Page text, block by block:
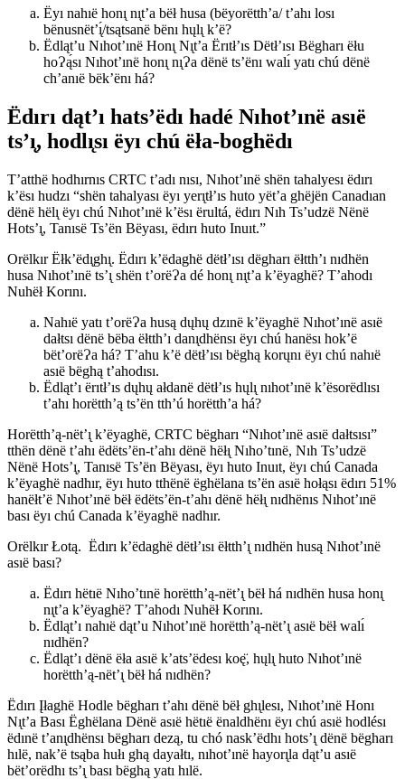
Ëyı nahıë honı̨ nı̨t’a bëł husa (bëyorëtth’a/ t’ahı losı
bënusnët’ı̨́/tsątsanë bënı hųlı̨ k’ë?
Ëdląt’u Nıhot’ınë Honı̨ Nı̨t’a Ërıtł’ıs Dëtł’ısı Bëgharı ëłu
hoɁą́sı Nıhot’ınë honı̨ nı̨Ɂa dënë ts’ënı walı́ yatı chú dënë
ch’anıë bëk’ënı há?
Ëdırı dąt’ı hats’ëdı hadé Nıhot’ınë asıë
ts’ı̨, hodlı̨sı ëyı chú ëła-boghëdı
T’atthë hodhırnıs CRTC t’adı nısı, Nıhot’ınë shën tahalyesı ëdırı
k’ësı hudzı “shën tahalyası ëyı yerı̨tł’ıs huto yët’a ghëjën Canadıan
dënë hëlı̨ ëyı chú Nıhot’ınë k’ësı ërultá, ëdırı Nıh Ts’udzë Nënë
Hots’ı̨, Tanısë Ts’ën Bëyası, ëdırı huto Inuıt.”
Orëlkır Ëłk’ëdı̨ghı̨. Ëdırı k’ëdaghë dëtł’ısı dëgharı ëłtth’ı nıdhën
husa Nıhot’ınë ts’ı̨ shën t’orëɁa dé honı̨ nı̨t’a k’ëyaghë? T’ahodı
Nuhëł Korını.
Nahıë yatı t’orëɁa husą dųhų dzınë k’ëyaghë Nıhot’ınë asıë
dałtsı dënë bëba ëłtth’ı danı̨dhënsı ëyı chú hanësı hok’ë
bët’orëɁa há? T’ahu k’ë dëtł’ısı bëghą korųnı ëyı chú nahıë
asıë bëghą t’ahodısı.
Ëdląt’ı ërıtł’ıs dųhų ałdanë dëtł’ıs hųlı̨ nıhot’ınë k’ësorëdlısı
t’ahı horëtth’ą ts’ën tth’ú horëtth’a há?
Horëtth’ą-nët’ı̨ k’ëyaghë, CRTC bëgharı “Nıhot’ınë asıë dałtsısı”
tthën dënë t’ahı ëdëts’ën-t’ahı dënë hëłı̨ Nıho’tınë, Nıh Ts’udzë
Nënë Hots’ı̨, Tanısë Ts’ën Bëyası, ëyı huto Inuıt, ëyı chú Canada
k’ëyaghë nadhır, ëyı huto tthënë ëghëlana ts’ën asıë hołąsı ëdırı 51%
hanëłt’ë Nıhot’ınë bëł ëdëts’ën-t’ahı dënë hëłı̨ nıdhënıs Nıhot’ınë
bası ëyı chú Canada k’ëyaghë nadhır.
Orëlkır Łotą. Ëdırı k’ëdaghë dëtł’ısı ëłtth’ı̨ nıdhën husą Nıhot’ınë
asıë bası?
Ëdırı hëtıë Nıho’tınë horëtth’ą-nët’ı̨ bëł há nıdhën husa honı̨
nı̨t’a k’ëyaghë? T’ahodı Nuhëł Korını.
Ëdląt’ı nahıë dąt’u Nıhot’ınë horëtth’ą-nët’ı̨ asıë bëł walı́
nıdhën?
Ëdląt’ı dënë ëła asıë k’ats’ëdesı koę̈, hųlı̨ huto Nıhot’ınë
horëtth’ą-nët’ı̨ bëł há nıdhën?
Ëdırı Įłaghë Hodle bëgharı t’ahı dënë bëł ghı̨lesı, Nıhot’ınë Honı
Nı̨t’a Bası Ëghëlana Dënë asıë hëtıë ënaldhënı ëyı chú asıë hodlésı
ëdınë t’anı̨dhënsı bëgharı dezą, tu chó nask’ëdhı hots’ı̨ dënë bëgharı
hılë, nak’ë tsąba hułı ghą dayałtı, nıhot’ınë hayorı̨la dąt’u asıë
bët’orëdhı ts’ı̨ bası bëghą yatı hılë.